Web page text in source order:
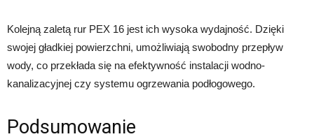
Kolejną zaletą rur PEX 16 jest ich wysoka wydajność. Dzięki
swojej gładkiej powierzchni, umożliwiają swobodny przepływ
wody, co przekłada się na efektywność instalacji wodno-
kanalizacyjnej czy systemu ogrzewania podłogowego.
Podsumowanie